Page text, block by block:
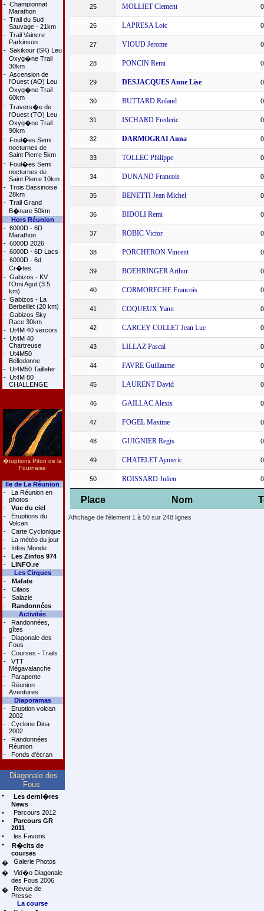
- Championnat
Marathon
- Trail du Sud
Sauvage - 21km
- Trail Vaincre
Parkinson
- Sakikour (SK) Leu
Oxyg�ne Trail
30km
- Ascension de
l'Ouest (AO) Leu
Oxyg�ne Trail
60km
- Travers�e de
l'Ouest (TO) Leu
Oxyg�ne Trail
90km
- Foul�es Semi
nocturnes de
Saint Pierre 5km
- Foul�es Semi
nocturnes de
Saint Pierre 10km
- Trois Bassinoise
28km
- Trail Grand
B�nare 50km
Hors Réunion
- 6000D - 6D
Marathon
- 6000D 2026
- 6000D - 6D Lacs
- 6000D - 6d
Cr�tes
- Gabizos - KV
l'Omi Agut (3.5
km)
- Gabizos - La
Berbeillet (20 km)
- Gabizos Sky
Race 30km
- Ut4M 40 vercors
- Ut4M 40
Chartreuse
- Ut4M50
Belledonne
- Ut4M50 Taillefer
- Ut4M 80
CHALLENGE
�ruptions Piton de la
Fournaise
Ile de La Réunion
-
La Réunion en
photos
-
Vue du ciel
-
Eruptions du
Volcan
-
Carte Cyclonique
-
La météo du jour
-
Infos Monde
-
Les Zinfos 974
-
LINFO.re
Les Cirques
-
Mafate
-
Cilaos
-
Salazie
-
Randonnées
Activités
-
Randonnées,
gîtes
-
Diagonale des
Fous
-
Courses - Trails
-
VTT
Mégavalanche
-
Parapente
-
Réunion
Aventures
Diaporamas
-
Eruption volcan
2002
-
Cyclone Dina
2002
-
Randonnées
Réunion
-
Fonds d'écran
Diagonale des
Fous
•
Les derni�res
News
•
Parcours 2012
•
Parcours GR
2011
•
les Favoris
•
R�cits de
courses
�
Galerie Photos
�
Vid�o Diagonale
des Fous 2006
�
Revue de
Presse
La course
Place Nom
25 MOLLIET Clement
26 LAPRESA Loic
27 VIOUD Jerome
28 PONCIN Remi
29 DESJACQUES Anne Lise
30 BUTTARD Roland
31 ISCHARD Frederic
32 DARMOGRAI Anna
33 TOLLEC Philippe
34 DUNAND Francois
35 BENETTI Jean Michel
36 BIDOLI Remi
37 ROBIC Victor
38 PORCHERON Vincent
39 BOEHRINGER Arthur
40 CORMORECHE Francois
41 COQUEUX Yann
42 CARCEY COLLET Jean Luc
43 LILLAZ Pascal
44 FAVRE Guillaume
45 LAURENT David
46 GAILLAC Alexis
47 FOGEL Maxime
48 GUIGNIER Regis
49 CHATELET Aymeric
50 ROISSARD Julien
Affichage de l'élement 1 à 50 sur 248 lignes